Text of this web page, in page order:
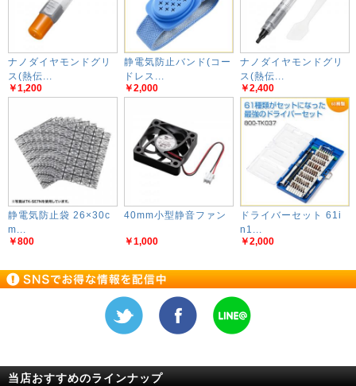
ナノダイヤモンドグリ
ス(熱伝...
￥1,200
静電気防止バンド(コー
ドレス...
￥2,000
ナノダイヤモンドグリ
ス(熱伝...
￥2,400
静電気防止袋 26×30c
m...
￥800
40mm小型静音ファン
￥1,000
ドライバーセット 61i
n1...
￥2,000
当店おすすめのラインナップ